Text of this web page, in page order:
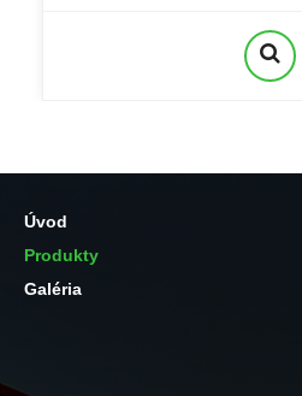
Úvod
Produkty
Galéria